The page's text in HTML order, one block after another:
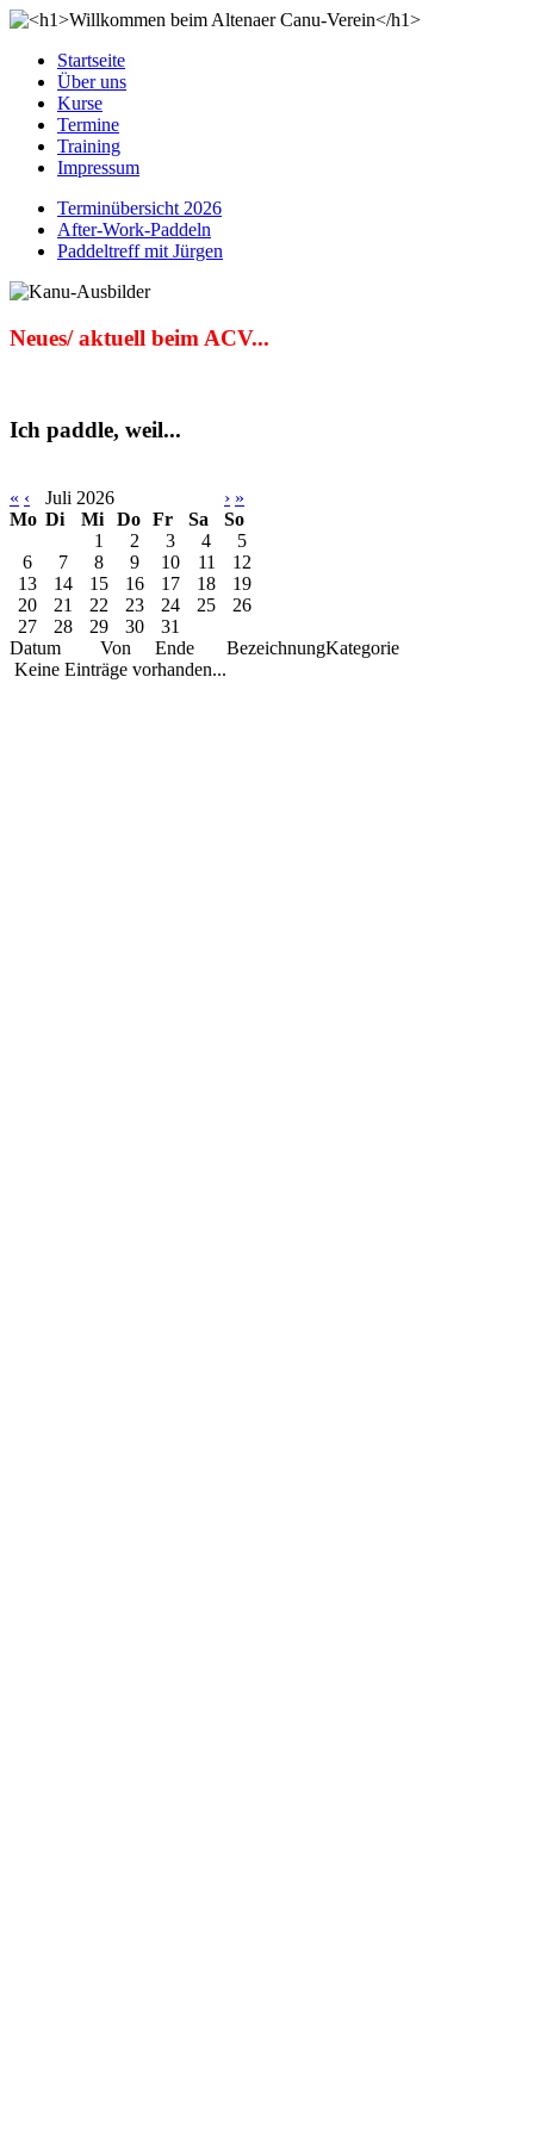
Startseite
Über uns
Kurse
Termine
Training
Impressum
Terminübersicht 2026
After-Work-Paddeln
Paddeltreff mit Jürgen
Neues/ aktuell beim ACV...
Ich paddle, weil...
« ‹ Juli 2026 › »
Mo Di Mi Do Fr Sa
So
1
2 3 4
5
6
7 8 9 10 11
12
13
14 15 16 17 18
19
20
21 22 23 24 25
26
27
28 29 30
31
Datum
Von Ende BezeichnungKategorie
Keine Einträge vorhanden...